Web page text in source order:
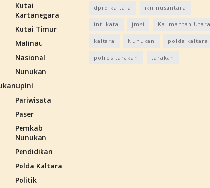
Kutai
Kartanegara
Kutai Timur
Malinau
Nasional
Nunukan
Opini
Pariwisata
Paser
Pemkab
Nunukan
Pendidikan
Polda Kaltara
Politik
dprd kaltara ikn nusantara
inti kata jmsi Kalimantan Utara
kaltara Nunukan polda kaltara
polres tarakan tarakan